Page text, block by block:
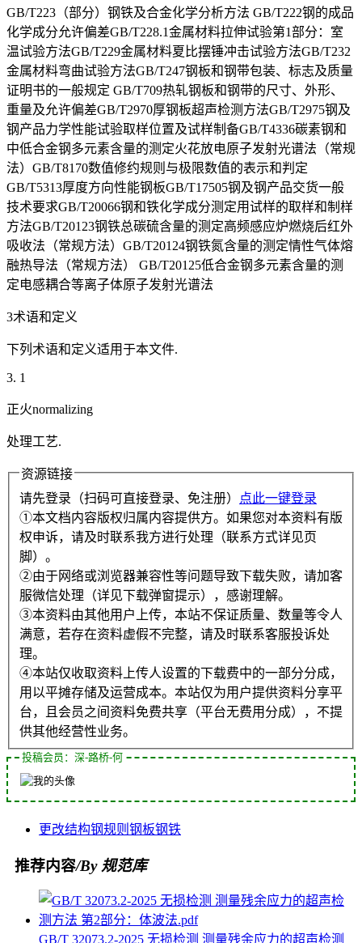
GB/T223（部分）钢铁及合金化学分析方法 GB/T222钢的成品
化学成分允许偏差GB/T228.1金属材料拉伸试验第1部分：室
温试验方法GB/T229金属材料夏比摆锤冲击试验方法GB/T232
金属材料弯曲试验方法GB/T247钢板和钢带包装、标志及质量
证明书的一般规定 GB/T709热轧钢板和钢带的尺寸、外形、
重量及允许偏差GB/T2970厚钢板超声检测方法GB/T2975钢及
钢产品力学性能试验取样位置及试样制备GB/T4336碳素钢和
中低合金钢多元素含量的测定火花放电原子发射光谱法（常规
法）GB/T8170数值修约规则与极限数值的表示和判定
GB/T5313厚度方向性能钢板GB/T17505钢及钢产品交货一般
技术要求GB/T20066钢和铁化学成分测定用试样的取样和制样
方法GB/T20123钢铁总碳硫含量的测定高频感应炉燃烧后红外
吸收法（常规方法）GB/T20124钢铁氮含量的测定情性气体熔
融热导法（常规方法） GB/T20125低合金钢多元素含量的测
定电感耦合等离子体原子发射光谱法
3术语和定义
下列术语和定义适用于本文件.
3. 1
正火normalizing
处理工艺.
资源链接
请先登录（扫码可直接登录、免注册）
点此一键登录
①本文档内容版权归属内容提供方。如果您对本资料有版
权申诉，请及时联系我方进行处理（联系方式详见页
脚）。
②由于网络或浏览器兼容性等问题导致下载失败，请加客
服微信处理（详见下载弹窗提示），感谢理解。
③本资料由其他用户上传，本站不保证质量、数量等令人
满意，若存在资料虚假不完整，请及时联系客服投诉处
理。
④本站仅收取资料上传人设置的下载费中的一部分分成，
用以平摊存储及运营成本。本站仅为用户提供资料分享平
台，且会员之间资料免费共享（平台无费用分成），不提
供其他经营性业务。
投稿会员：深-路桥-何
更改结构钢规则 钢板钢铁
推荐内容/By 规范库
GB/T 32073.2-2025 无损检测 测量残余应力的超声检测